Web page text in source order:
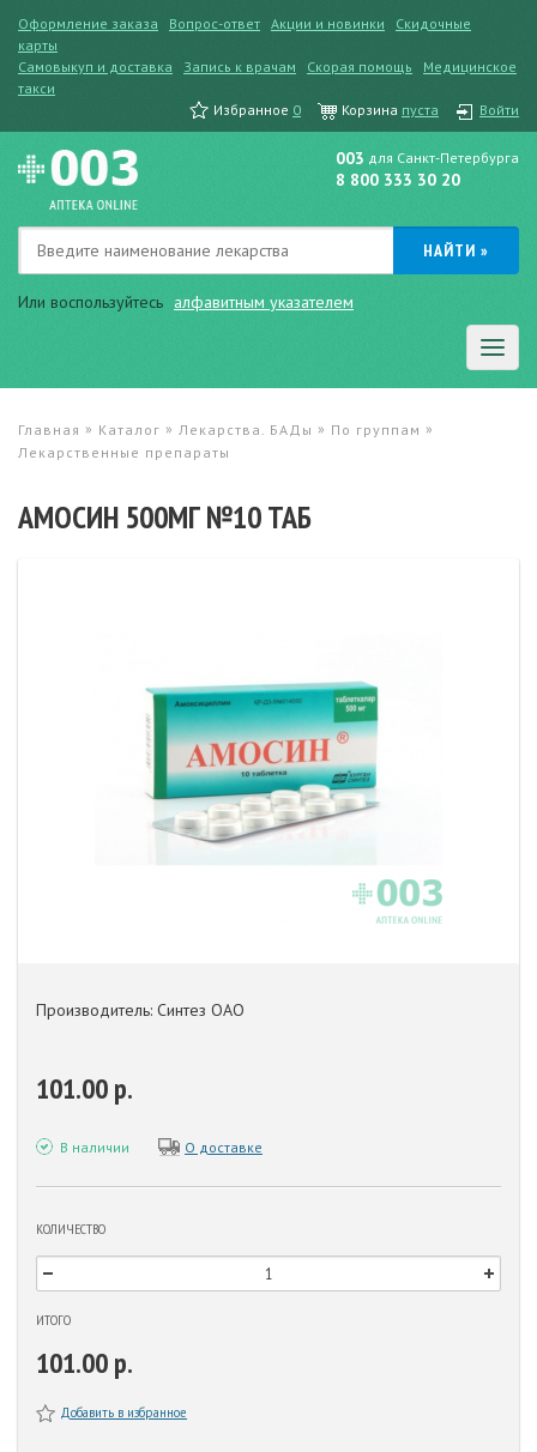
Оформление заказа Вопрос-ответ Акции и новинки
Скидочные
карты
Самовыкуп и доставка
Запись к врачам Скорая помощь
Медицинское
такси
Избранное 0 Корзина пуста Войти
Или воспользуйтесь алфавитным указателем
003 для Санкт-Петербурга
8 800 333 30 20
Главная » Каталог » Лекарства. БАДы » По группам »
Лекарственные препараты
АМОСИН 500МГ №10 ТАБ
Производитель: Синтез ОАО
101.00 р.
В наличии О доставке
КОЛИЧЕСТВО
ИТОГО
101.00 р.
Добавить в избранное